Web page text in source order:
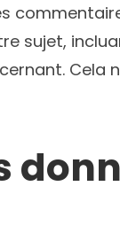
sujet,